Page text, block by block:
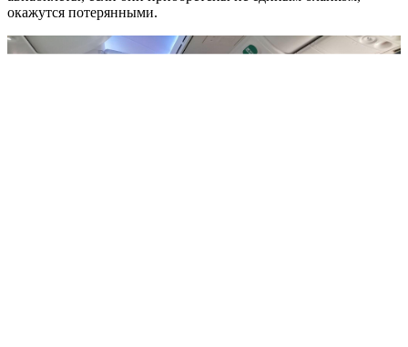
окажутся потерянными.